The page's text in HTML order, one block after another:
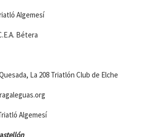
Algemesí
Bétera
La 208 Triatlón Club de Elche
Algemesí